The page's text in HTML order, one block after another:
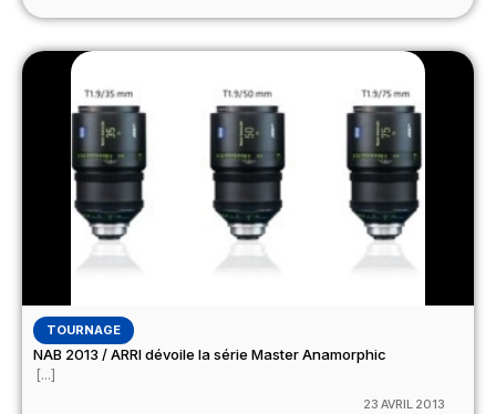
TOURNAGE
NAB 2013 / ARRI dévoile la série Master Anamorphic
[...]
23 AVRIL 2013